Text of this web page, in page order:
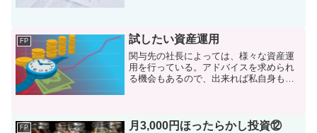
を含んだ状態で損切りを...
FP 試したい資産運用
関与先の社長によっては、様々な資産運
用を行っている。アドバイスを求められ
る機会もあるので、出来れば私自身も少
産（仮想通貨）購入したい...
FP 月3,000円ほったらかし投資⑫